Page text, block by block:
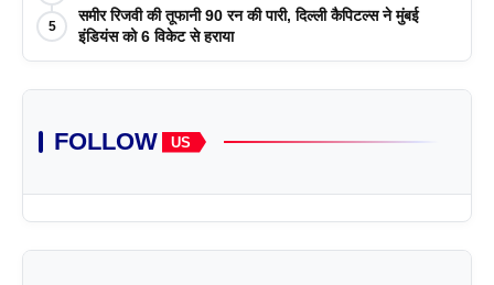
5
समीर रिजवी की तूफानी 90 रन की पारी, दिल्ली कैपिटल्स ने मुंबई
इंडियंस को 6 विकेट से हराया
FOLLOW US